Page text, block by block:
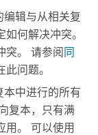
编辑与从相关复
何解决冲突。
突。 请参阅 同
问题。
本中进行的所有
复本，只有满
用。 可以使用